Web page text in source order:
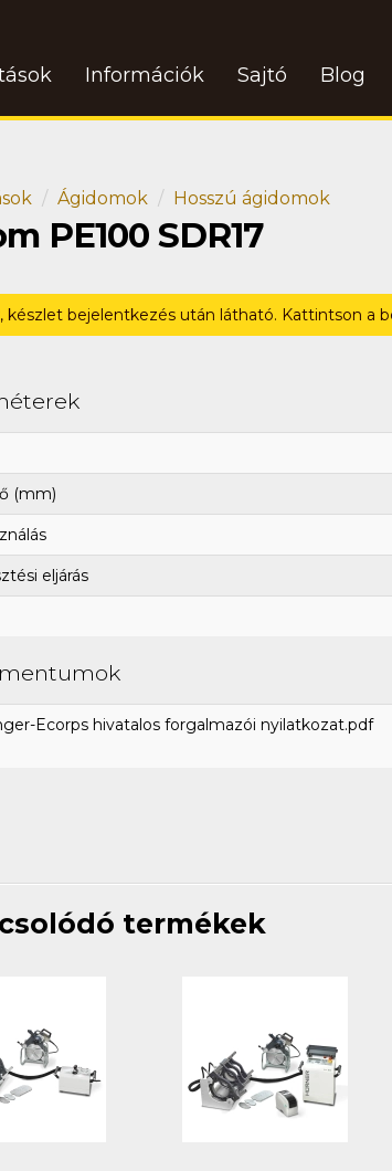
Információk Sajtó Blog
Ágidomok Hosszú ágidomok
PE100 SDR17
készlet bejelentkezés után látható. Kattintson a
(mm)
eljárás
Ecorps hivatalos forgalmazói nyilatkozat.pdf
termékek